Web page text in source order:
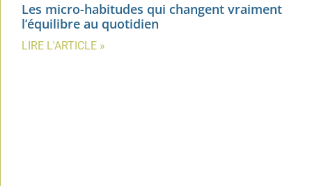
Les micro-habitudes qui changent vraiment
l’équilibre au quotidien
LIRE L'ARTICLE »